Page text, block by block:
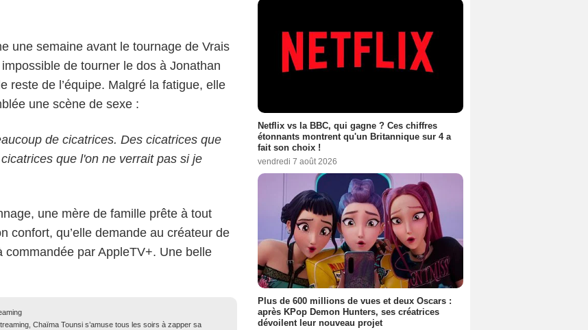
une semaine avant le tournage de Vrais
de tourner le dos à Jonathan
reste de l’équipe. Malgré la fatigue, elle
une scène de sexe :
de cicatrices. Des cicatrices que
que l'on ne verrait pas si je
une mère de famille prête à tout
confort, qu’elle demande au créateur de
commandée par AppleTV+. Une belle
Chaïma Tounsi s’amuse tous les soirs à zapper sa
Netflix vs la BBC, qui gagne ? Ces chiffres
étonnants montrent qu'un Britannique sur 4 a
fait son choix !
vendredi 7 août 2026
Plus de 600 millions de vues et deux Oscars :
après KPop Demon Hunters, ses créatrices
dévoilent leur nouveau projet